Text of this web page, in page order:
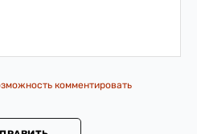
комментировать